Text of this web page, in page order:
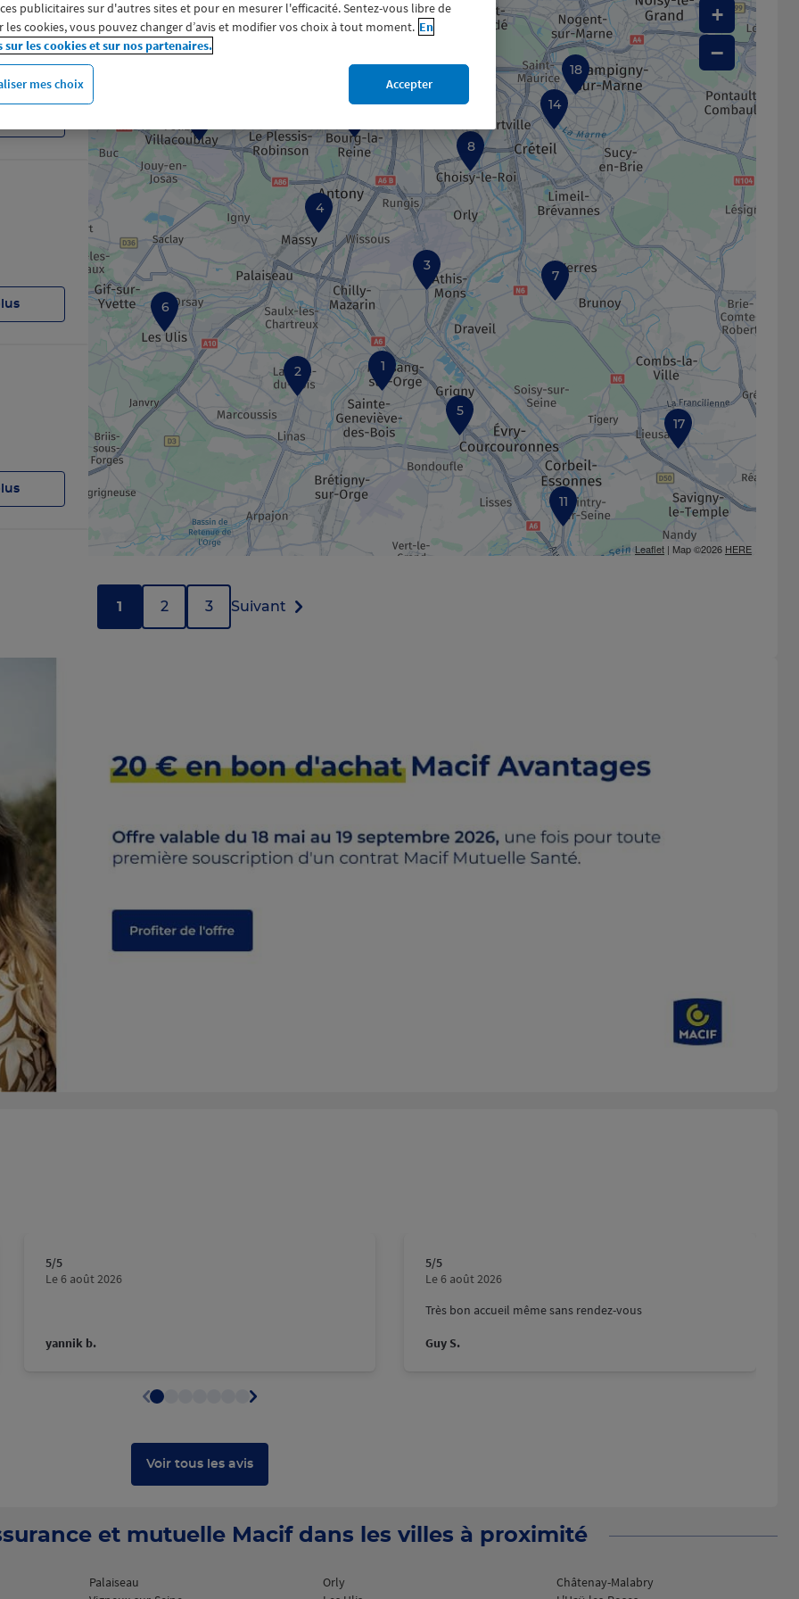
19
15
7
6
17
11
8
18
14
16
12
4
5
3
2 1
+
−
Leaflet| Map ©2026 HERE
1 2 3 Suivant
5/5Note de 5 sur 5
Le 6 août 2026
yannik b.
5/5
Le 6 août 2026
Très bon accueil même sans rendez-vous
Guy S.
Voir tous les avis
et mutuelle Macif dans les villes à proximité
Palaiseau
Orly
Châtenay-Malabry
publicitaires sur d'autres sites et pour en mesurer l'efficacité. Sentez-vous libre de
les cookies, vous pouvez changer d’avis et modifier vos choix à tout moment. En
sur les cookies et sur nos partenaires.
mes choix Accepter